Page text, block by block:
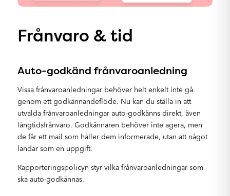
Frånvaro & tid
Auto-godkänd frånvaroanledning
Vissa frånvaroanledningar behöver helt enkelt inte gå
genom ett godkännandeflöde. Nu kan du ställa in att
utvalda frånvaroanledningar auto-godkänns direkt, även
långtidsfrånvaro. Godkännaren behöver inte agera, men
de får ett mail som håller dem informerade, utan att något
landar som en uppgift.
Rapporteringspolicyn styr vilka frånvaroanledningar som
ska auto-godkännas.